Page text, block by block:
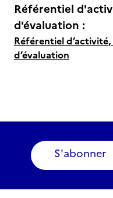
Référentiel
d'évaluation :
Référentiel
d’évaluation
S'abonner